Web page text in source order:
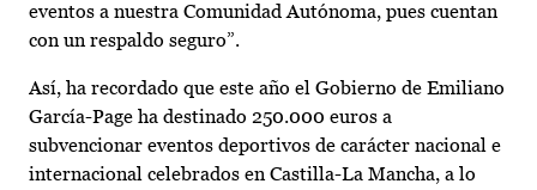
eventos a nuestra Comunidad Autónoma, pues cuentan
con un respaldo seguro”.
Así, ha recordado que este año el Gobierno de Emiliano
García-Page ha destinado 250.000 euros a
subvencionar eventos deportivos de carácter nacional e
internacional celebrados en Castilla-La Mancha, a lo